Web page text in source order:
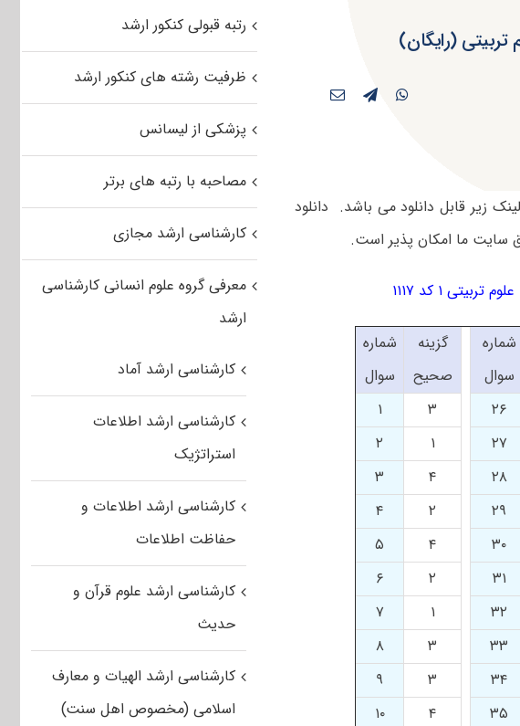
علوم تربیتی از طریق لینک زیر قابل دانلود می باشد. دانلود
شماره
سوال
گزینه
صحیح
شماره
سوال
۲۶ ۳
۱
۲۷ ۱
۲
۲۸ ۴
۳
۲۹ ۲
۴
۳۰ ۴
۵
۳۱ ۲
۶
۳۲ ۱
۷
۳۳ ۳
۸
۳۴ ۳
۹
۳۵ ۴
۱۰
رتبه قبولی کنکور ارشد
ظرفیت رشته های کنکور ارشد
پزشکی از لیسانس
مصاحبه با رتبه های برتر
کارشناسی ارشد مجازی
معرفی گروه علوم انسانی کارشناسی
ارشد
کارشناسی ارشد آماد
کارشناسی ارشد اطلاعات
استراتژیک
کارشناسی ارشد اطلاعات و
حفاظت اطلاعات
کارشناسی ارشد علوم قرآن و
حدیث
کارشناسی ارشد الهیات و معارف
اسلامی (مخصوص اهل سنت)